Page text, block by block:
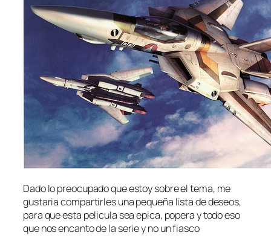
Dado lo preocupado que estoy sobre el tema, me
gustaria compartirles una pequeña lista de deseos,
para que esta pelicula sea epica, popera y todo eso
que nos encanto de la serie y no un fiasco